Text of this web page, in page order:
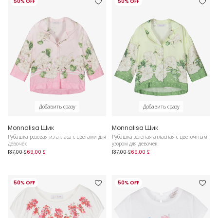
Добавить сразу
Monnalisa Шик
Рубашка розовая из атласа с цветами для
девочек
137,00 £69,00 £
Добавить сразу
Monnalisa Шик
Рубашка зеленая атласная с цветочным
узором для девочек
137,00 £69,00 £
50% OFF 50% OFF